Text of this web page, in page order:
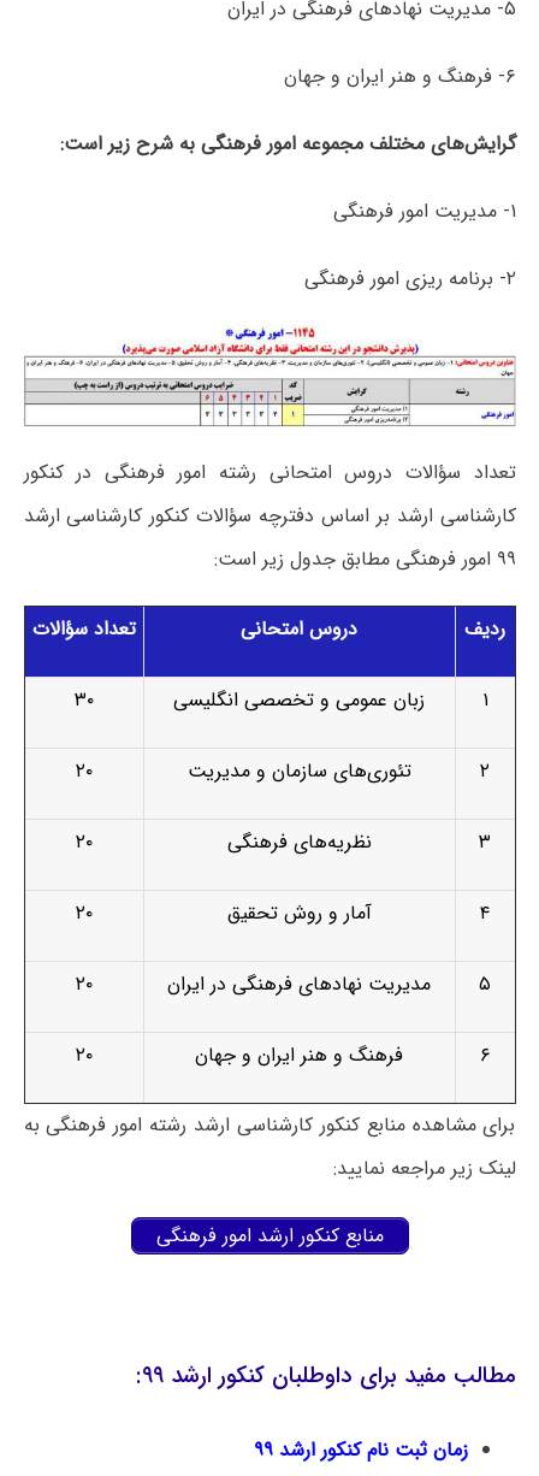
۵- مدیریت نهادهای فرهنگی در ایران
۶- فرهنگ و هنر ایران و جهان
گرایش‌های مختلف مجموعه امور فرهنگی به شرح زیر است:
۱- مدیریت امور فرهنگی
۲- برنامه ریزی امور فرهنگی
تعداد سؤالات دروس امتحانی رشته امور فرهنگی در کنکور
کارشناسی ارشد بر اساس دفترچه سؤالات کنکور کارشناسی ارشد
۹۹ امور فرهنگی مطابق جدول زیر است:
ردیف دروس امتحانی تعداد سؤالات
۱ زبان عمومی و تخصصی انگلیسی ۳۰
۲ تئوری‌های سازمان و مدیریت ۲۰
۳ نظریه‌های فرهنگی ۲۰
۴ آمار و روش تحقیق ۲۰
۵ مدیریت نهادهای فرهنگی در ایران ۲۰
۶ فرهنگ و هنر ایران و جهان ۲۰
برای مشاهده منابع کنکور کارشناسی ارشد رشته امور فرهنگی به
لینک زیر مراجعه نمایید:
منابع کنکور ارشد امور فرهنگی
مطالب مفید برای داوطلبان کنکور ارشد ۹۹:
زمان ثبت نام کنکور ارشد ۹۹